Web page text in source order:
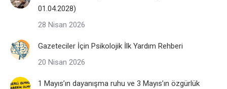
01.04.2028)
28 Nisan 2026
Gazeteciler İçin Psikolojik İlk Yardım Rehberi
20 Nisan 2026
1 Mayıs’ın dayanışma ruhu ve 3 Mayıs’ın özgürlük